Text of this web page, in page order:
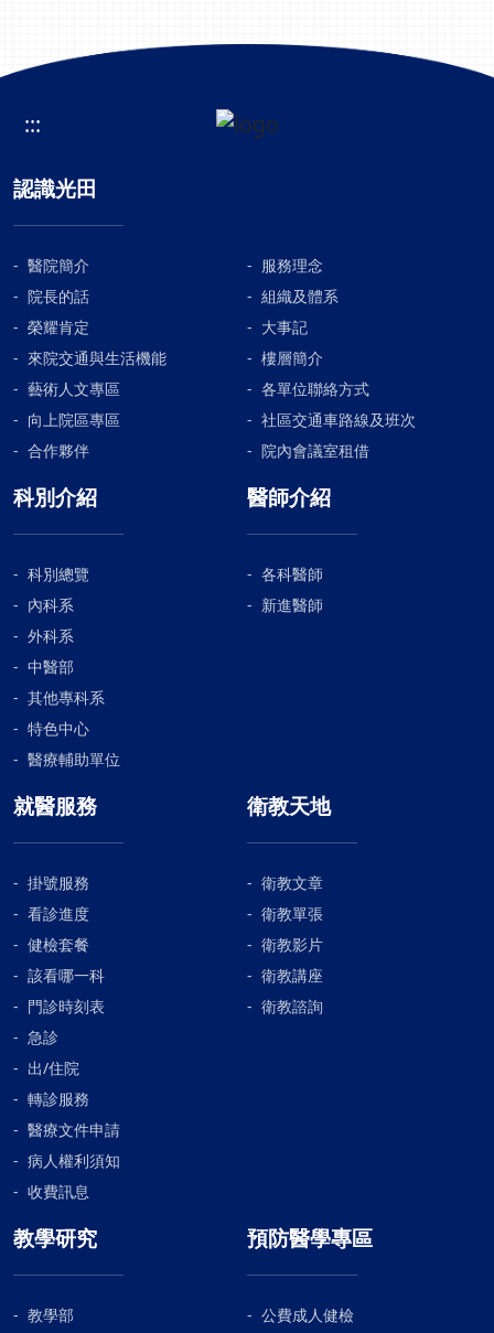
:::
認識光田
醫院簡介
服務理念
院長的話
組織及體系
榮耀肯定
大事記
來院交通與生活機能
樓層簡介
藝術人文專區
各單位聯絡方式
向上院區專區
社區交通車路線及班次
合作夥伴
院內會議室租借
科別介紹
科別總覽
內科系
外科系
中醫部
其他專科系
特色中心
醫療輔助單位
醫師介紹
各科醫師
新進醫師
就醫服務
掛號服務
看診進度
健檢套餐
該看哪一科
門診時刻表
急診
出/住院
轉診服務
醫療文件申請
病人權利須知
收費訊息
衛教天地
衛教文章
衛教單張
衛教影片
衛教講座
衛教諮詢
教學研究
教學部
預防醫學專區
公費成人健檢